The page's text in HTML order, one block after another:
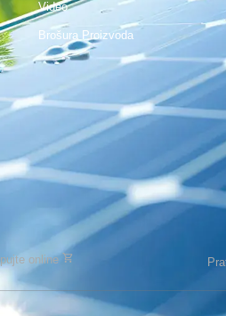
Video
Brošura Proizvoda
online